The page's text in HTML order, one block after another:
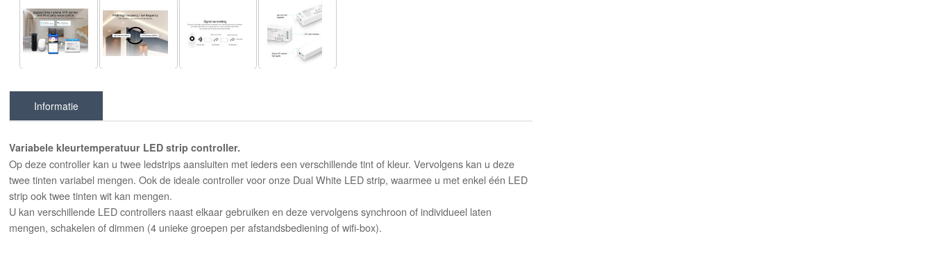
Informatie
Variabele kleurtemperatuur LED strip controller.
Op deze controller kan u twee ledstrips aansluiten met ieders een verschillende tint of kleur. Vervolgens kan u deze
twee tinten variabel mengen. Ook de ideale controller voor onze Dual White LED strip, waarmee u met enkel één LED
strip ook twee tinten wit kan mengen.
U kan verschillende LED controllers naast elkaar gebruiken en deze vervolgens synchroon of individueel laten
mengen, schakelen of dimmen (4 unieke groepen per afstandsbediening of wifi-box).